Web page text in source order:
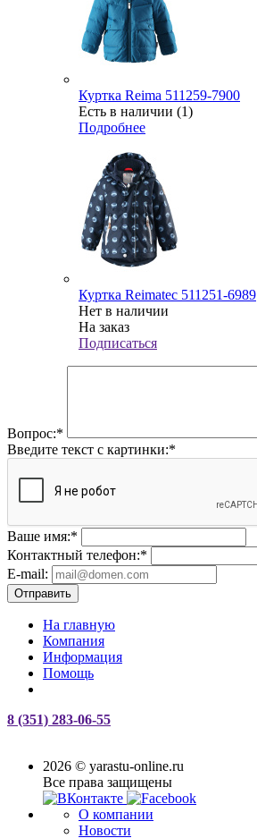
Куртка Reima 511259-7900
Есть в наличии (1)
Подробнее
Куртка Reimatec 511251-6989
Нет в наличии
На заказ
Подписаться
Вопрос:*
Введите текст с картинки:*
Ваше имя:*
Контактный телефон:*
E-mail:
Отправить
На главную
Компания
Информация
Помощь
8 (351) 283-06-55
2026 © yarastu-online.ru
Все права защищены
О компании
Новости